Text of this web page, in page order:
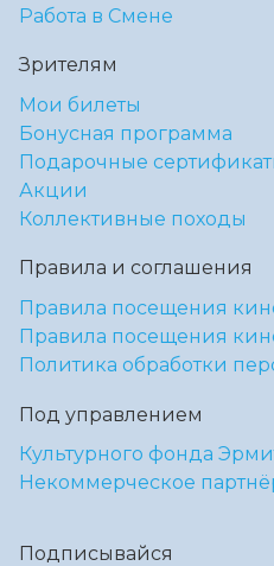
Работа в Смене
Зрителям
Мои билеты
Бонусная программа
Подарочные
Акции
Коллективные походы
Правила и соглашения
Правила посещения
Правила посещения
Политика обработки
Под управлением
Культурного фонда
Некоммерческое
Подписывайся